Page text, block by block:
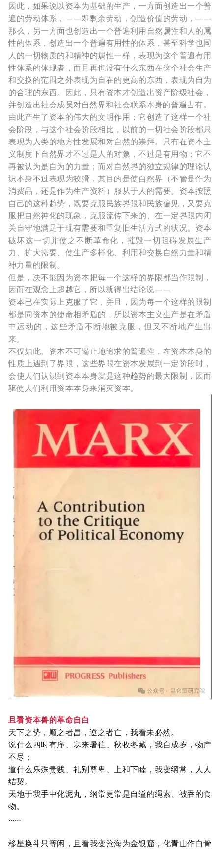
因此，如果说以资本为基础的生产，一方面创造出一个普
遍的劳动体系， ——即剩余劳动，创造价值的劳动，——
那么，另一方面也创造出一个普遍利用自然属性和人的属
性的体系，创造出一个普遍有用性的体系，甚至科学也同
人的一切物质的和精神的属性一样，表现为这个普遍有用
性体系的体现者，而且再也没有什么东西在这个社会生产
和交换的范围之外表现为自在的更高的东西，表现为自为
的合理的东西。因此，只有资本才创造出资产阶级社会，
并创造出社会成员对自然界和社会联系本身的普遍占有。
由此产生了资本的伟大的文明作用；它创造了这样一个社
会阶段，与这个社会阶段相比，以前的一切社会阶段都只
表现为人类的地方性发展和对自然的崇拜。只有在资本主
义制度下自然界才不过是人的对象，不过是有用物；它不
再被认为是自为的力量；而对自然界的独立规律的理论认
识本身不过表现为狡猾，其目的是使自然界（不管是作为
消费品，还是作为生产资料）服从于人的需要。资本按照
自己的这种趋势，既要克服民族界限和民族偏见，又要克
服把自然神化的现象，克服流传下来的、在一定界限内闭
关自守地满足于现有需要和重复旧生活方式的状况。资本
破坏这一切并使之不断革命化，摧毁一切阻碍发展生产
力、扩大需要、使生产多样化、利用和交换自然力量和精
神力量的限制。
但是，决不能因为资本把每一个这样的界限都当作限制，
因而在观念上超越它，所以就得出结论说——
资本已在实际上克服了它，并且，因为每一个这样的限制
都是同资本的使命相矛盾的，所以资本主义生产是在矛盾
中运动的，这些矛盾不断地被克服，但又不断地产生出
来。
不仅如此。资本不可遏止地追求的普遍性，在资本本身的
性质上遇到了界限，这些界限在资本发展到一定阶段时，
会使人们认识到资本本身就是这种趋势的最大限制，因而
驱使人们利用资本本身来消灭资本。
且看资本兽的革命自白
天下之势，顺之者昌，逆之者亡，我看未必然。
说什么四时有序、寒来暑往、秋收冬藏，我自成岁，物产
不尽；
道什么乐殊贵贱、礼别尊卑、上和下睦，我变纲常，人人
结契。
天地于我手中化泥丸，纲常更常是自缢的绳索、被吞的食
物。
……
移星换斗只等闲，且看我变沧海为金银窟，化青山作白骨